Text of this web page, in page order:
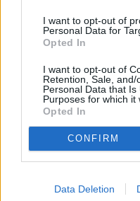
I want to opt-out of
Personal Data for
Opted In
I want to opt-out of
Retention, Sale,
Personal Data that
Purposes for which it
Opted In
CONFIRM
Data Deletion